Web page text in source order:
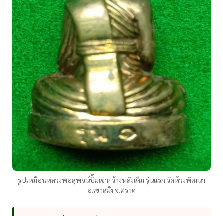
รูปเหมือนหลวงพ่อสุพจน์ปั๊มเข่ากว้างหลังเต็ม รุ่นแรก วัดห้วงพัฒนา
อ.เขาสมิง จ.ตราด